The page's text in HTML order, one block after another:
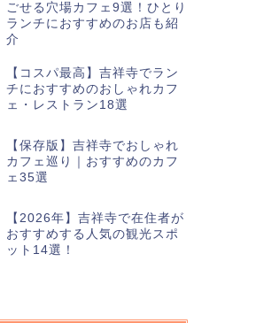
ごせる穴場カフェ9選！ひとり
ランチにおすすめのお店も紹
介
【コスパ最高】吉祥寺でラン
チにおすすめのおしゃれカフ
ェ・レストラン18選
【保存版】吉祥寺でおしゃれ
カフェ巡り｜おすすめのカフ
ェ35選
【2026年】吉祥寺で在住者が
おすすめする人気の観光スポ
ット14選！